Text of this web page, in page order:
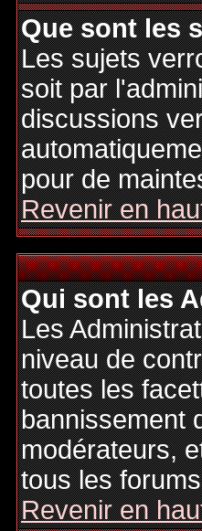
Que sont les
Les sujets
soit par
discussions
pour de
Revenir en
Qui sont les
Les
niveau de
toutes les
bannissement
modérateurs,
tous les
Revenir en